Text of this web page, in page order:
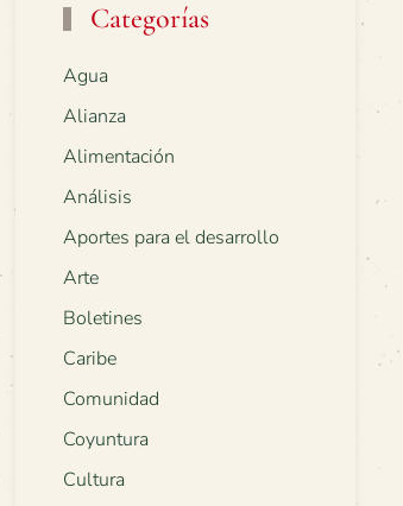
Categorías
Agua
Alianza
Alimentación
Análisis
Aportes para el desarrollo
Arte
Boletines
Caribe
Comunidad
Coyuntura
Cultura